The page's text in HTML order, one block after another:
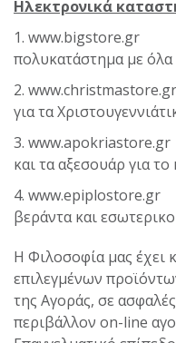
Ηλεκτρονικά
1. www.bigstore.gr
πολυκατάστημα με όλα
2.
για τα
3. www.apokriastore.gr
και τα αξεσουάρ για
4. www.epiplostore.gr
βεράντα και
Η Φιλοσοφία μας έχει
επιλεγμένων
της Αγοράς, σε
περιβάλλον on-line